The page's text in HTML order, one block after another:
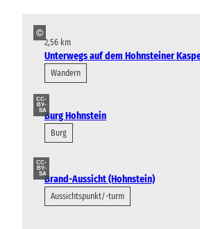
©
2,56 km
Unterwegs auf dem Hohnsteiner
Wandern
CC-
BY-
SABurg Hohnstein
Burg
CC-
BY-
SABrand-Aussicht (Hohnstein)
Aussichtspunkt/-turm